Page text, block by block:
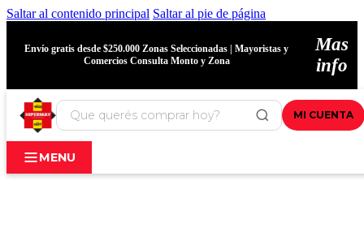
Saltar al contenido principal Saltar al pie de página
Envío gratis desde $250.000 Zonas Seleccionadas | Mayoristas y
Comercios Consulta Monto y Zona
Mas
info
MI CUENTA
MENU